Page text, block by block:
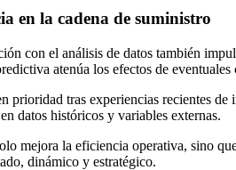
en la cadena de suministro
con el análisis de datos también
atenúa los efectos de eventuales
prioridad tras experiencias recientes
datos históricos y variables externas.
mejora la eficiencia operativa, sino
dinámico y estratégico.